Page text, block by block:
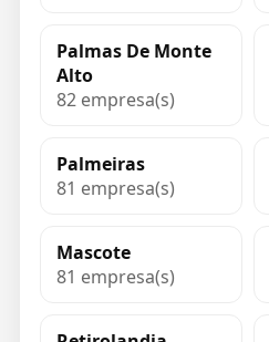
Palmas De Monte
Alto
82 empresa(s)
Palmeiras
81 empresa(s)
Mascote
81 empresa(s)